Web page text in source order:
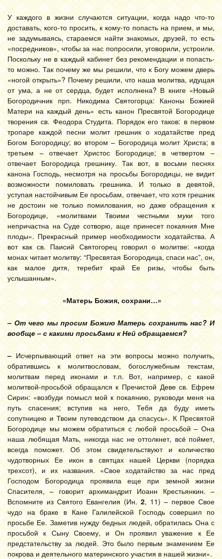
У каждого в жизни случаются ситуации, когда надо что-то
доставать, кого-то просить, к кому-то попасть на прием, и мы,
не задумываясь, стараемся найти знакомых, друзей, то есть
«посредников», чтобы за нас попросили, уговорили, устроили.
Поскольку не в каждый кабинет без рекомендации и попасть-
то можно. Так почему же мы решили, что к Богу можем дверь
«ногой открыть»? Почему решили, что наша молитва, идущая
от ума, а не от сердца, будет исполнена? В книге «Новый
Богородичник прп. Никодима Святогорца: Каноны Божией
Матери на каждый день» есть канон Пресвятой Богородице
творения св. Феодора Студита. Порядок его таков: в первом
тропаре каждой песни молит грешник о ходатайстве пред
Богом Богородицу; во втором – Богородица молит Христа; в
третьем – отвечает Христос Богородице; в четвертом –
отвечает Богородица грешнику. Так вот, в восьми песнях
канона Господь, несмотря на просьбы Богородицы, не видит
возможности помиловать грешника. И только в девятой,
уступая настойчивым Ее просьбам, отвечает, что хотя грешник
не достоин не только помилования, но даже обращения к
Богородице, «молитвами Твоими честными муки того
непричастна на Суде сотворю, аще принесет покаяния Мне
плоды». Прекрасный пример необходимости ходатайства. А
вот как св. Паисий Святогорец говорил о молитве: «когда
монах читает молитву: “Пресвятая Богородица, спаси нас”, он,
как малое дитя, теребит край Ее ризы, чтобы быть
услышанным».
«Матерь Божия, сохрани…»
– От чего мы просим Божию Матерь сохранить нас? И
вообще – с какими просьбами к Ней обращаемся?
– Исчерпывающий ответ на эти вопросы можно получить,
обратившись к молитвословам, богослужебным текстам,
молитвам перед иконами и т.п. Вот, например, с какой
молитвой-просьбой обращался к Пречистой Деве св. Ефрем
Сирин: «возбуди помысл мой к покаянию, руководи меня на
путь спасения; вступив на него, Тебя да буду иметь
сопутницею и Твоим путеводством да спасусь». К Пресвятой
Богородице мы можем обратиться с любой просьбой – Она
наша любящая Мать, никогда нас не оттолкнет, всё поймет,
всегда поможет. Об этом свидетельствуют и количество
чудотворных Ее икон в святцах нашей Церкви (порядка
трехсот), и их названия. «Свое ходатайство за нас пред
Господом Богородица проявила еще при земной жизни
Спасителя, – говорит архимандрит Иоанн Крестьянкин. –
Вспомните из Святого Евангелия (Ин. 2, 11) – первое Свое
чудо на браке в Кане Галилейской Господь совершил по
просьбе Ее. Заметив нужду бедных людей, обратилась Она с
просьбой к Сыну Своему, и Он проявил уважение к Ее
предстательству за людей. Это было первым знамением Ее
покрова и деятельного материнского участия в нашей жизни».